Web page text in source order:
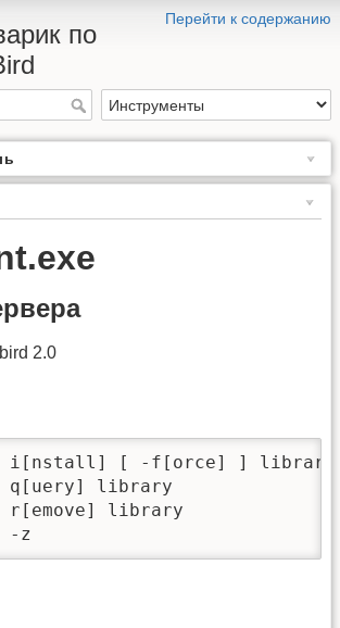
Перейти к содержанию
по
2.0
i[nstall] [ -f[orce] ] library
q[uery] library
r[emove] library
-z